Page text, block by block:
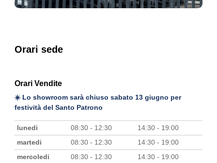
Orari sede
Orari Vendite
☀️ Lo showroom sarà chiuso sabato 13 giugno per
festività del Santo Patrono
lunedi 08:30 - 12:30
14:30 - 19:00
martedi
08:30 - 12:30
14:30 - 19:00
mercoledi
08:30 - 12:30 14:30 - 19:00